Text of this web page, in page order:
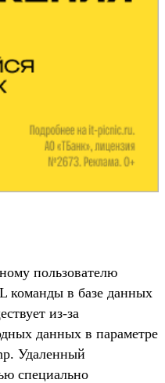
пользователю
команды в базе данных
из-за
данных в параметре
Удаленный
специально